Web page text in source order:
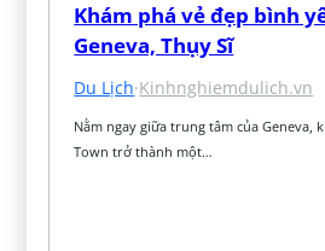
Khám phá vẻ đẹp bình
Geneva, Thụy Sĩ
Du Lịch·Kinhnghiemdulich.vn
Nằm ngay giữa trung tâm của Geneva,
Town trở thành một…